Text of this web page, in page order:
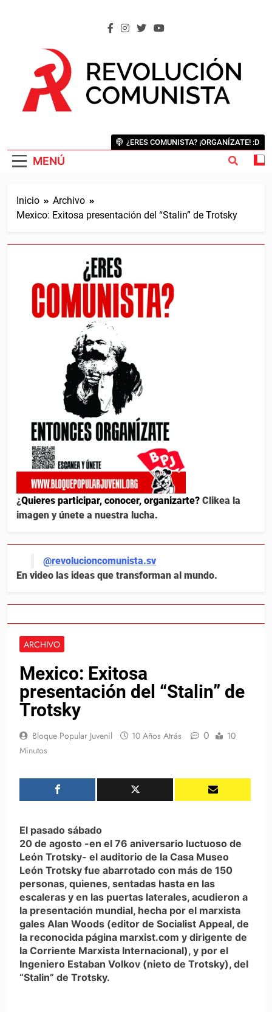
MENÚ
¿ERES COMUNISTA? ¡ORGANÍZATE! :D
Inicio
Archivo
Mexico: Exitosa presentación del “Stalin” de Trotsky
ARCHIVO
Mexico: Exitosa
presentación del “Stalin” de
Trotsky
Bloque Popular Juvenil 10 Años Atrás 0
10
Minutos
El pasado sábado
20 de agosto -en el 76 aniversario luctuoso de
León Trotsky- el auditorio de la Casa Museo
León Trotsky fue abarrotado con más de 150
personas, quienes, sentadas hasta en las
escaleras y en las puertas laterales, acudieron a
la presentación mundial, hecha por el marxista
gales Alan Woods (editor de Socialist Appeal, de
la reconocida página marxist.com y dirigente de
la Corriente Marxista Internacional), y por el
Ingeniero Estaban Volkov (nieto de Trotsky), del
“Stalin” de Trotsky.
¿Quieres participar, conocer, organizarte? Clikea la
imagen y únete a nuestra lucha.
@revolucioncomunista.sv
En video las ideas que transforman al mundo.